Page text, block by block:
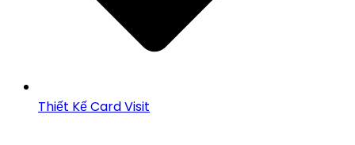
Thiết Kế Card Visit